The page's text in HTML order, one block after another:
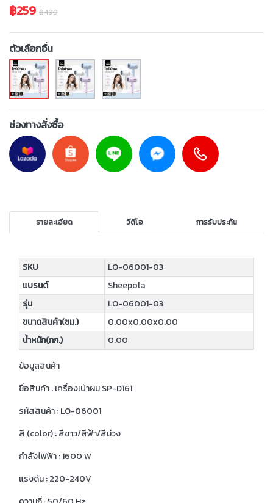
฿259 ฿499
ตัวเลือกอื่น
ช่องทางสั่งซื้อ
รายละเอียด วีดีโอ การรับประกัน
SKU
LO-06001-03
แบรนด์
Sheepola
รุ่น
LO-06001-03
ขนาดสินค้า(ซม.)
0.00x0.00x0.00
น้ำหนัก(กก.)
0.00
ข้อมูลสินค้า
ชื่อสินค้า : เครื่องเป่าผม SP-D161
รหัสสินค้า : LO-06001
สี (color) : สีขาว/สีฟ้า/สีม่วง
กำลังไฟฟ้า : 1600 W
แรงดัน : 220-240V